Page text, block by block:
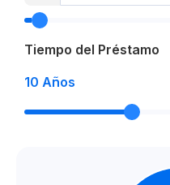
Tiempo del Préstamo
10 Años